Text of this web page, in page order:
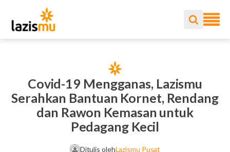
Covid-19 Mengganas, Lazismu
Serahkan Bantuan Kornet, Rendang
dan Rawon Kemasan untuk
Pedagang Kecil
Ditulis olehLazismu Pusat